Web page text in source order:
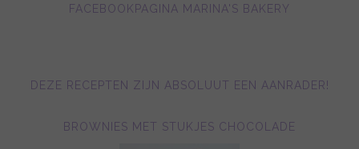
FACEBOOKPAGINA MARINA'S BAKERY
DEZE RECEPTEN ZIJN ABSOLUUT EEN AANRADER!
BROWNIES MET STUKJES CHOCOLADE